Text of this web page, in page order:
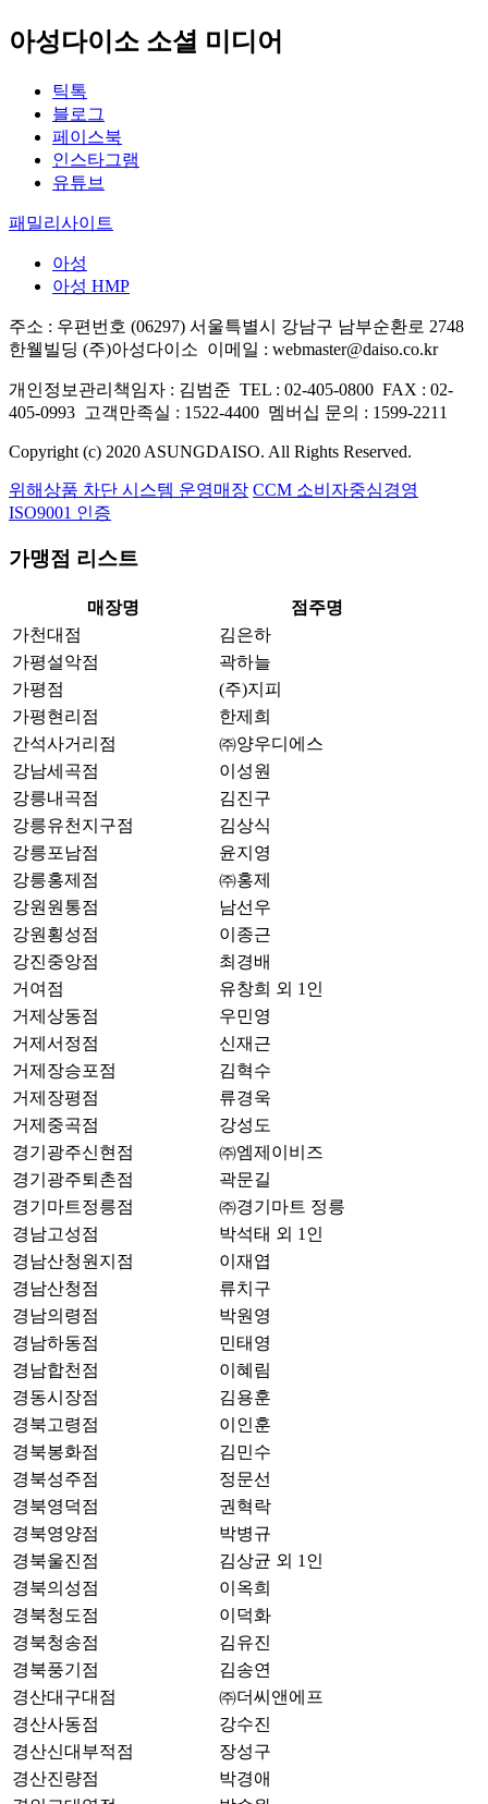
아성다이소 소셜 미디어
틱톡
블로그
페이스북
인스타그램
유튜브
패밀리사이트
아성
아성 HMP
주소 : 우편번호 (06297) 서울특별시 강남구 남부순환로 2748
한웰빌딩 (주)아성다이소 이메일 : webmaster@daiso.co.kr
개인정보관리책임자 : 김범준 TEL : 02-405-0800 FAX : 02-
405-0993 고객만족실 : 1522-4400 멤버십 문의 : 1599-2211
Copyright (c) 2020 ASUNGDAISO. All Rights Reserved.
위해상품 차단 시스템 운영매장 CCM 소비자중심경영
ISO9001 인증
가맹점 리스트
매장명
점주명
가천대점
김은하
가평설악점
곽하늘
가평점
(주)지피
가평현리점
한제희
간석사거리점
㈜양우디에스
강남세곡점
이성원
강릉내곡점
김진구
강릉유천지구점
김상식
강릉포남점
윤지영
강릉홍제점
㈜홍제
강원원통점
남선우
강원횡성점
이종근
강진중앙점
최경배
거여점
유창희 외 1인
거제상동점
우민영
거제서정점
신재근
거제장승포점
김혁수
거제장평점
류경욱
거제중곡점
강성도
경기광주신현점
㈜엠제이비즈
경기광주퇴촌점
곽문길
경기마트정릉점
㈜경기마트 정릉
경남고성점
박석태 외 1인
경남산청원지점
이재엽
경남산청점
류치구
경남의령점
박원영
경남하동점
민태영
경남합천점
이혜림
경동시장점
김용훈
경북고령점
이인훈
경북봉화점
김민수
경북성주점
정문선
경북영덕점
권혁락
경북영양점
박병규
경북울진점
김상균 외 1인
경북의성점
이옥희
경북청도점
이덕화
경북청송점
김유진
경북풍기점
김송연
경산대구대점
㈜더씨앤에프
경산사동점
강수진
경산신대부적점
장성구
경산진량점
박경애